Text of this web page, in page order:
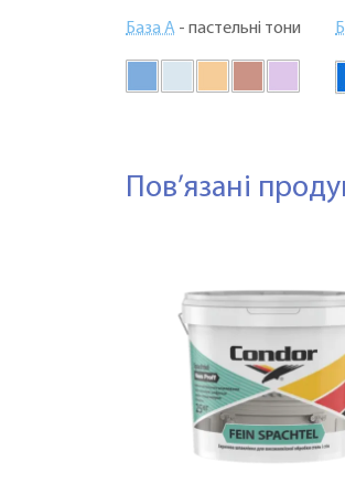
База А - пастельні тони
Пов’язані